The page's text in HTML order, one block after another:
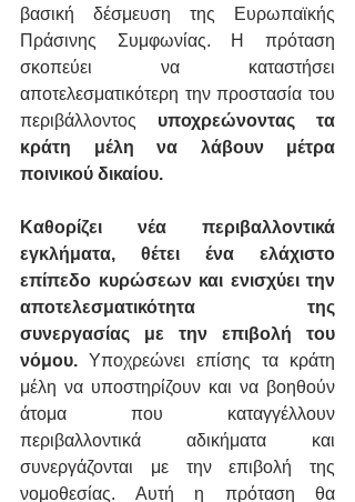
βασική δέσμευση της Ευρωπαϊκής
Πράσινης Συμφωνίας. Η πρόταση
σκοπεύει να καταστήσει
αποτελεσματικότερη την προστασία του
περιβάλλοντος υποχρεώνοντας τα
κράτη μέλη να λάβουν μέτρα
ποινικού δικαίου.
Καθορίζει νέα περιβαλλοντικά
εγκλήματα, θέτει ένα ελάχιστο
επίπεδο κυρώσεων και ενισχύει την
αποτελεσματικότητα της
συνεργασίας με την επιβολή του
νόμου. Υποχρεώνει επίσης τα κράτη
μέλη να υποστηρίζουν και να βοηθούν
άτομα που καταγγέλλουν
περιβαλλοντικά αδικήματα και
συνεργάζονται με την επιβολή της
νομοθεσίας. Αυτή η πρόταση θα